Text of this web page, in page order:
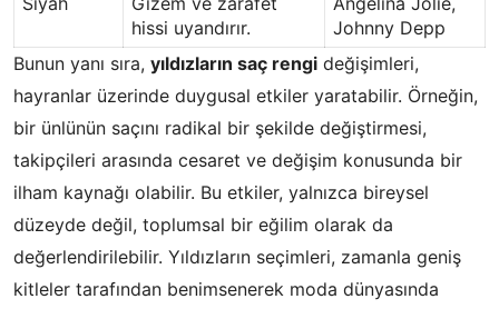
hissi uyandırır.
Johnny Depp
Bunun yanı sıra, yıldızların saç rengi değişimleri,
hayranlar üzerinde duygusal etkiler yaratabilir. Örneğin,
bir ünlünün saçını radikal bir şekilde değiştirmesi,
takipçileri arasında cesaret ve değişim konusunda bir
ilham kaynağı olabilir. Bu etkiler, yalnızca bireysel
düzeyde değil, toplumsal bir eğilim olarak da
değerlendirilebilir. Yıldızların seçimleri, zamanla geniş
kitleler tarafından benimsenerek moda dünyasında